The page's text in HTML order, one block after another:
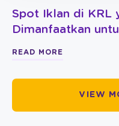
Spot Iklan di KRL
Dimanfaatkan
READ MORE
VIEW